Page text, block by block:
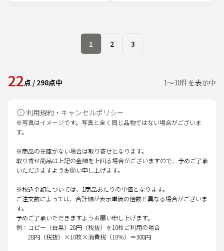
1 2 3
22点 / 298点中 1～10件を表示中
利用規約・キャンセルポリシー
※写真はイメージです。写真と全く同じ品物ではない場合がございま
す。
※商品の在庫がない場合は取り寄せとなります。
取り寄せ商品は上記の金額を上回る場合がございますので、予めご了承
いただきますようお願い申し上げます。
※税込金額については、1商品あたりの単価となります。
ご注文数によっては、合計額が表示単価の倍数と異なる場合がございま
す。
予めご了承いただきますようお願い申し上げます。
例：コピー（白黒）28円（税抜）を10枚ご利用の場合
28円（税抜）×10枚×消費税（10％）＝308円